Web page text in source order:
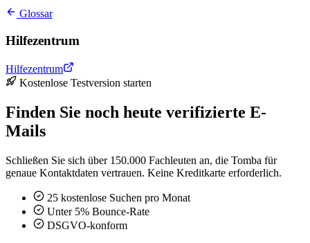
Glossar
Hilfezentrum
Hilfezentrum
Kostenlose Testversion starten
Finden Sie noch heute verifizierte E-
Mails
Schließen Sie sich über 150.000 Fachleuten an, die Tomba für
genaue Kontaktdaten vertrauen. Keine Kreditkarte erforderlich.
25 kostenlose Suchen pro Monat
Unter 5% Bounce-Rate
DSGVO-konform